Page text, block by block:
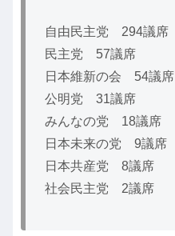
自由民主党 294議席
民主党 57議席
日本維新の会 54議席
公明党 31議席
みんなの党 18議席
日本未来の党 9議席
日本共産党 8議席
社会民主党 2議席